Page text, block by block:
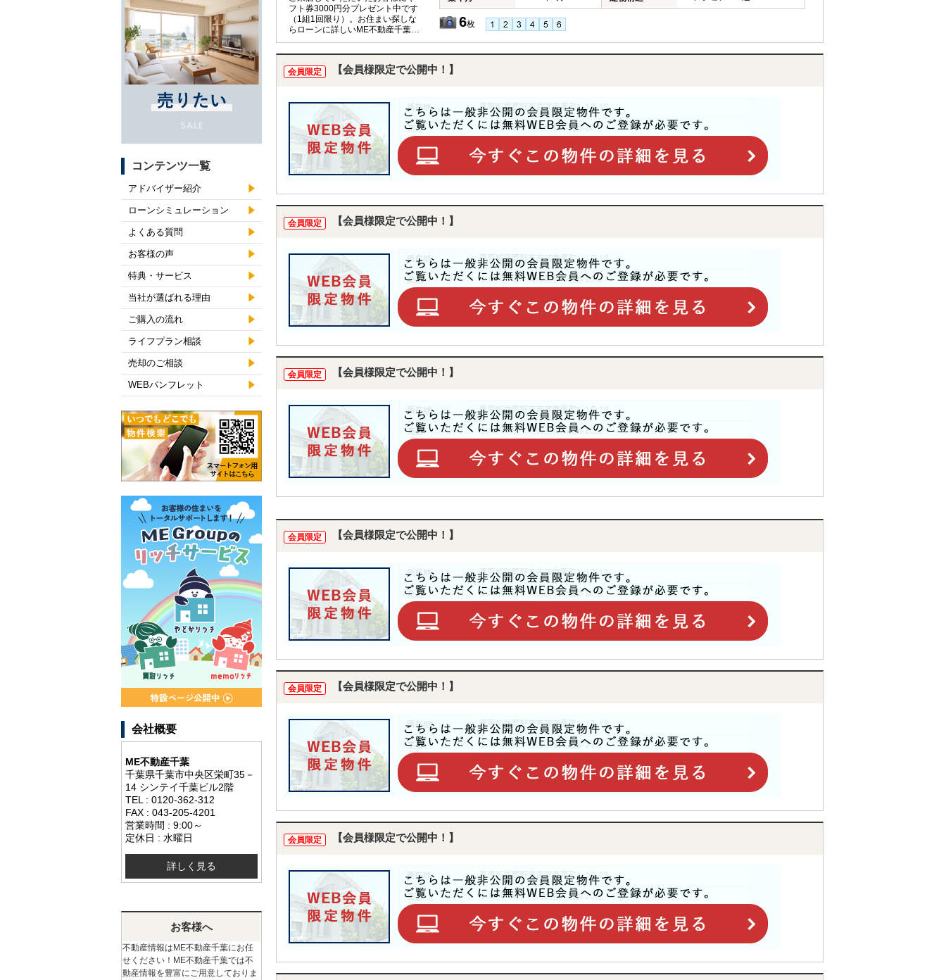
フト券3000円分プレゼント中です
（1組1回限り）。お住まい探しな
らローンに詳しいME不動産千葉に
お任せください。
6枚
会員限定 【会員様限定で公開中！】
会員限定 【会員様限定で公開中！】
会員限定 【会員様限定で公開中！】
会員限定 【会員様限定で公開中！】
会員限定 【会員様限定で公開中！】
会員限定 【会員様限定で公開中！】
コンテンツ一覧
アドバイザー紹介
ローンシミュレーション
よくある質問
お客様の声
特典・サービス
当社が選ばれる理由
ご購入の流れ
ライフプラン相談
売却のご相談
WEBパンフレット
会社概要
ME不動産千葉
千葉県千葉市中央区栄町35－
14 シンテイ千葉ビル2階
TEL : 0120-362-312
FAX : 043-205-4201
営業時間 : 9:00～
定休日 : 水曜日
詳しく見る
お客様へ
不動産情報はME不動産千葉にお任
せください！ME不動産千葉では不
動産情報を豊富にご用意しておりま